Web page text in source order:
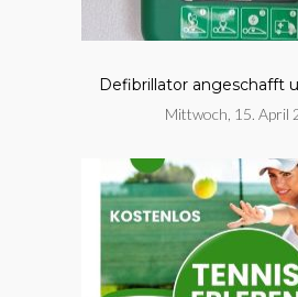
Defibrillator angeschafft
Mittwoch, 15. April